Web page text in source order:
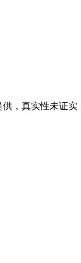
，真实性未证实